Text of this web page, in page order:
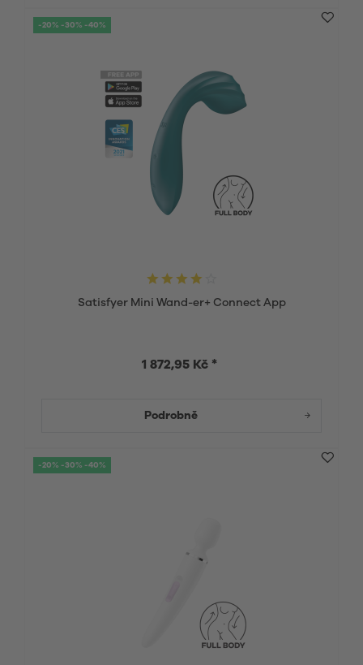
-20% -30% -40%
Satisfyer Mini Wand-er+ Connect App
1 872,95 Kč *
Podrobně
-20% -30% -40%